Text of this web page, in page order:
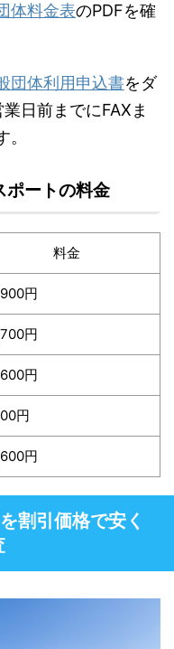
体料金表のPDFを確
団体利用申込書をダ
日前までにFAXま
ポートの料金
料金
円
円
円
円
円
割引価格で安く